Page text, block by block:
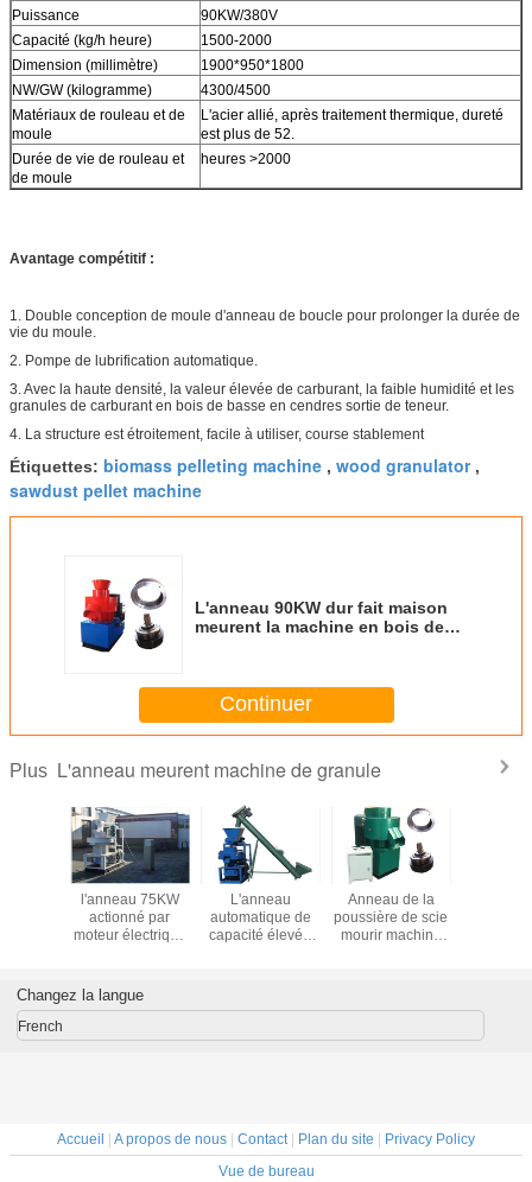
Puissance
90KW/380V
Capacité (kg/h heure)
1500-2000
Dimension (millimètre)
1900*950*1800
NW/GW (kilogramme)
4300/4500
Matériaux de rouleau et de
moule
L'acier allié, après traitement thermique, dureté
est plus de 52.
Durée de vie de rouleau et
de moule
heures >2000
Avantage compétitif :
1. Double conception de moule d'anneau de boucle pour prolonger la durée de
vie du moule.
2. Pompe de lubrification automatique.
3. Avec la haute densité, la valeur élevée de carburant, la faible humidité et les
granules de carburant en bois de basse en cendres sortie de teneur.
4. La structure est étroitement, facile à utiliser, course stablement
Étiquettes: biomass pelleting machine , wood granulator,
sawdust pellet machine
L'anneau 90KW dur fait maison
meurent la machine en bois de
Continuer
Plus L'anneau meurent machine de granule
CE
l'anneau 75KW
actionné par
moteur électrique
granule/granule
en bois faisant la
L'anneau
automatique de
capacité élevée
granule, certificat
Anneau de la
poussière de scie
mourir machine
pelletisation, type
Changez la langue
French
Accueil | A propos de nous | Contact| Plan du site | Privacy Policy
Vue de bureau